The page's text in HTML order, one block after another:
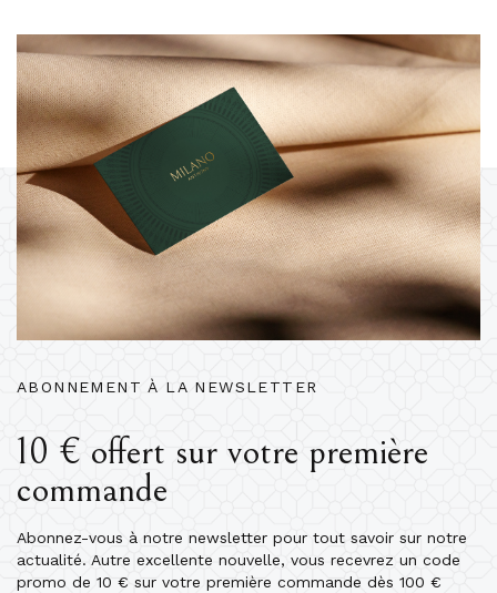
ABONNEMENT À LA NEWSLETTER
10 € offert sur votre première
commande
Abonnez-vous à notre newsletter pour tout savoir sur notre
actualité. Autre excellente nouvelle, vous recevrez un code
promo de 10 € sur votre première commande dès 100 €